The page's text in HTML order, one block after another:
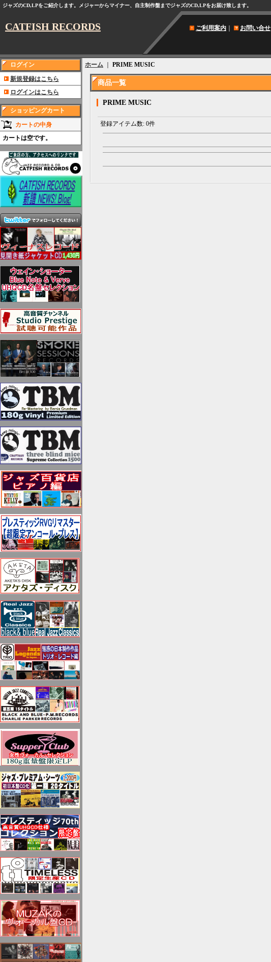
ジャズのCD,LPをご紹介します。メジャーからマイナー、自主制作盤までジャズのCD,LPをお届け致します。
CATFISH RECORDS ご利用案内｜ お問い合せ
ログイン
新規登録はこちら
ログインはこちら
ショッピングカート
カートの中身
カートは空です。
ホーム PRIME MUSIC
商品一覧
PRIME MUSIC
登録アイテム数: 0件